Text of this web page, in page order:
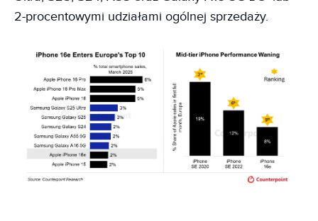
2-procentowymi udziałami ogólnej sprzedaży.